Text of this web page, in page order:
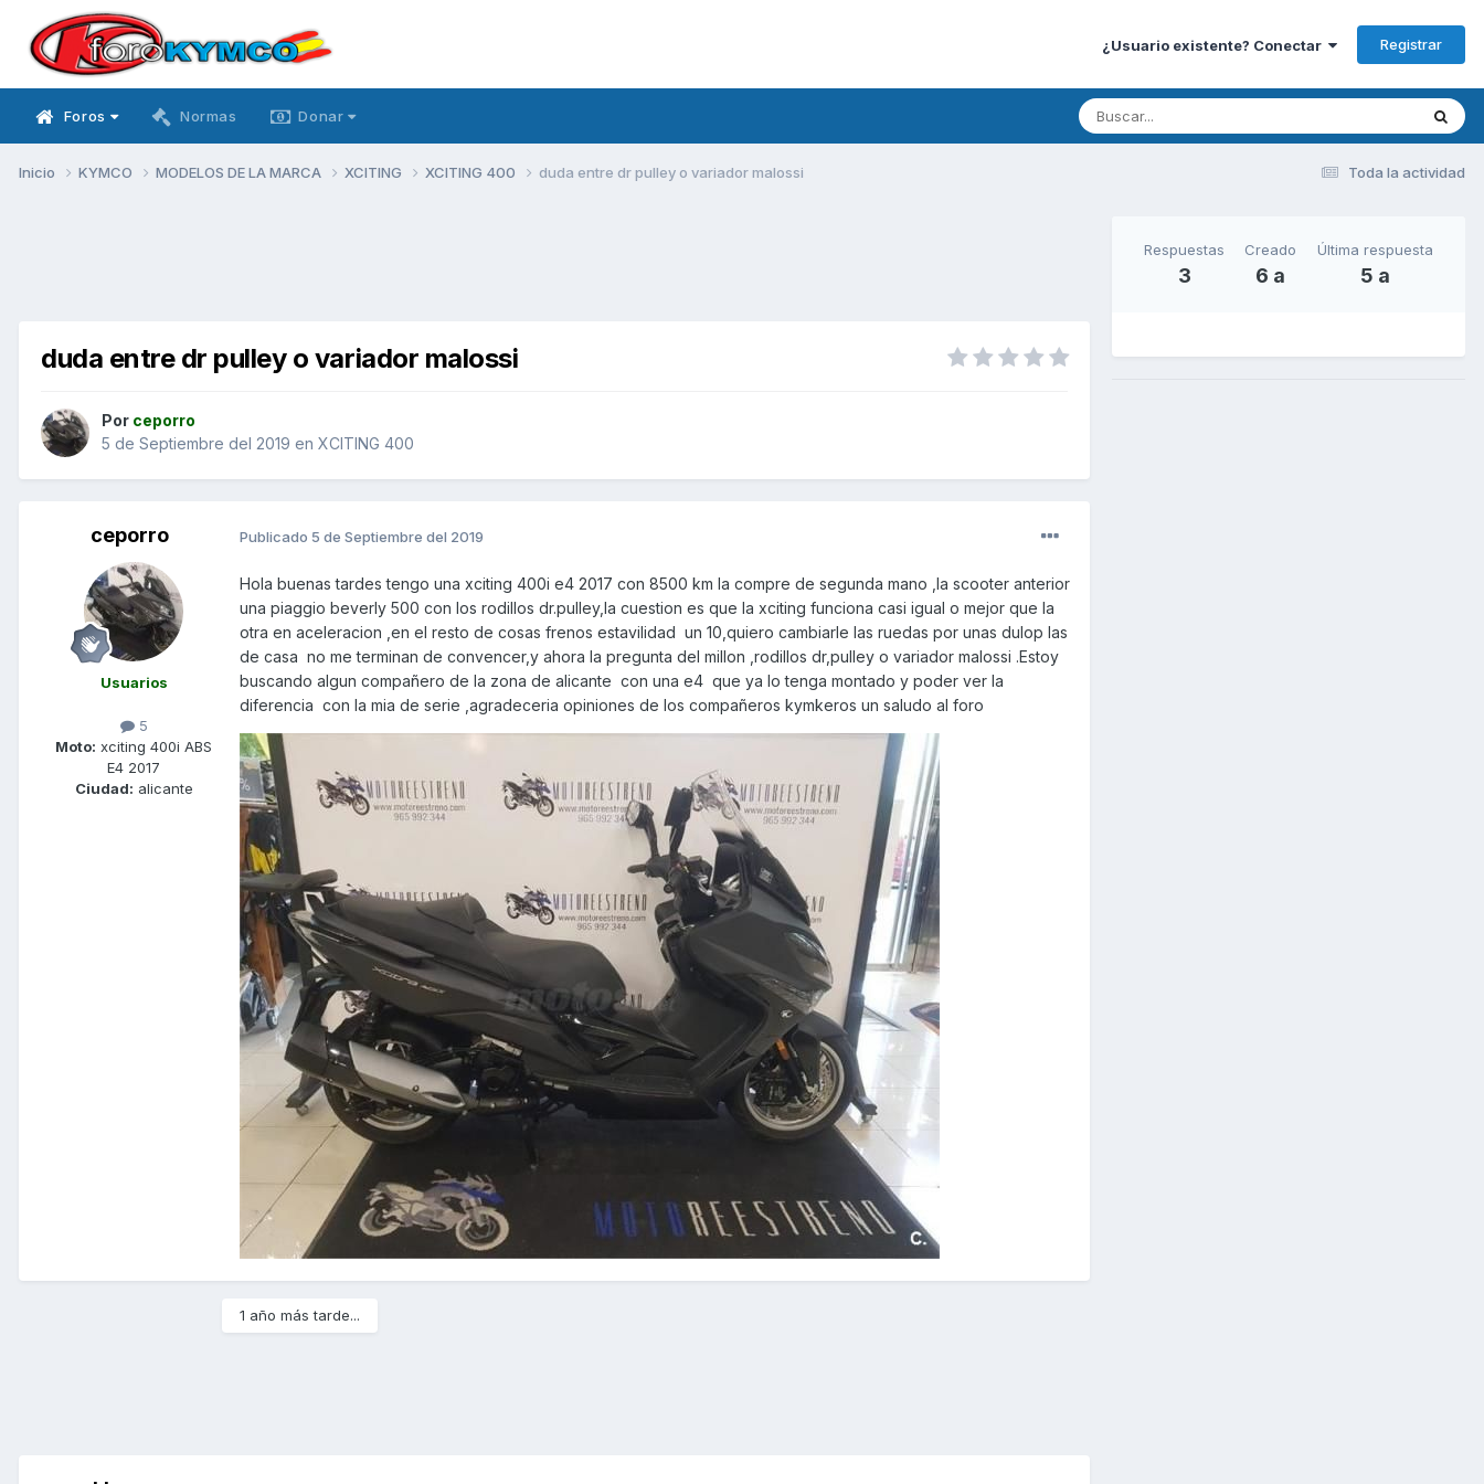
¿Usuario existente? Conectar Registrar
Foros Normas Donar
Toda la actividad
Inicio KYMCO MODELOS DE LA MARCA XCITING XCITING 400 duda entre dr pulley o variador malossi
duda entre dr pulley o variador malossi
Por ceporro
5 de Septiembre del 2019 en XCITING 400
ceporro
Usuarios
5
Moto: xciting 400i ABS
E4 2017
Ciudad: alicante
Publicado 5 de Septiembre del 2019
Hola buenas tardes tengo una xciting 400i e4 2017 con 8500 km la compre de segunda mano ,la scooter anterior
una piaggio beverly 500 con los rodillos dr.pulley,la cuestion es que la xciting funciona casi igual o mejor que la
otra en aceleracion ,en el resto de cosas frenos estavilidad un 10,quiero cambiarle las ruedas por unas dulop las
de casa no me terminan de convencer,y ahora la pregunta del millon ,rodillos dr,pulley o variador malossi .Estoy
buscando algun compañero de la zona de alicante con una e4 que ya lo tenga montado y poder ver la
diferencia con la mia de serie ,agradeceria opiniones de los compañeros kymkeros un saludo al foro
1 año más tarde...
Respuestas
3
Creado
6 a
Última respuesta
5 a